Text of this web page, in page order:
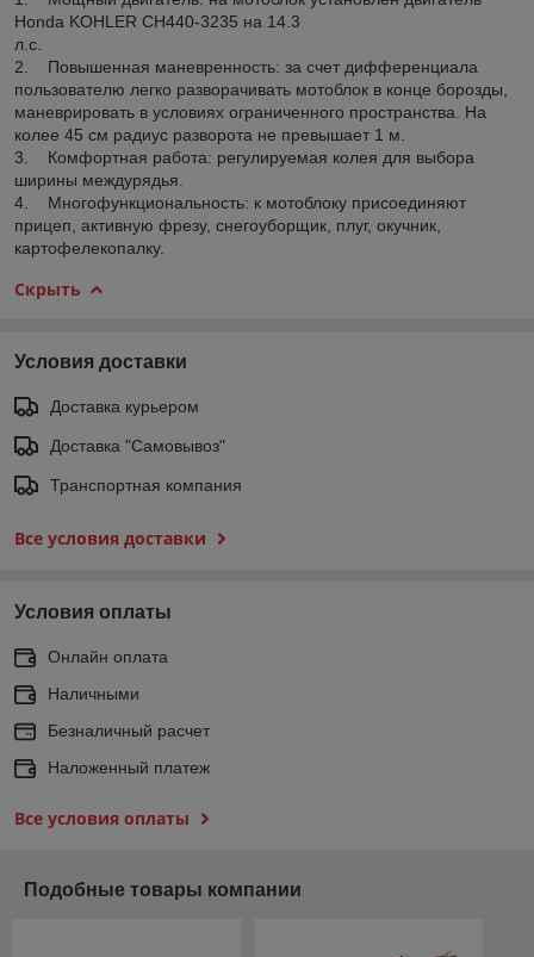
Honda KOHLER CH440-3235 на 14.3
л.с.
2. Повышенная маневренность: за счет дифференциала
пользователю легко разворачивать мотоблок в конце борозды,
маневрировать в условиях ограниченного пространства. На
колее 45 см радиус разворота не превышает 1 м.
3. Комфортная работа: регулируемая колея для выбора
ширины междурядья.
4. Многофункциональность: к мотоблоку присоединяют
прицеп, активную фрезу, снегоуборщик, плуг, окучник,
картофелекопалку.
Скрыть
Условия доставки
Доставка курьером
Доставка "Самовывоз"
Транспортная компания
Все условия доставки
Условия оплаты
Онлайн оплата
Наличными
Безналичный расчет
Наложенный платеж
Все условия оплаты
Подобные товары компании